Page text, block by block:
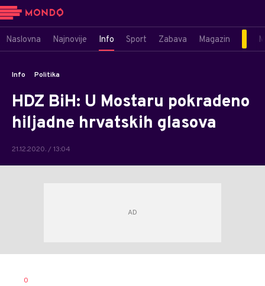
Naslovna Najnovije Info Sport Zabava Magazin
Info Politika
HDZ BiH: U Mostaru pokradeno
hiljadne hrvatskih glasova
21.12.2020. / 13:04
AUTOR
0